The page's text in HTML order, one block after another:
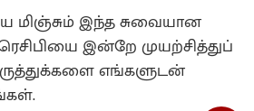
இந்த சுவையான
இன்றே முயற்சித்துப்
எங்களுடன்